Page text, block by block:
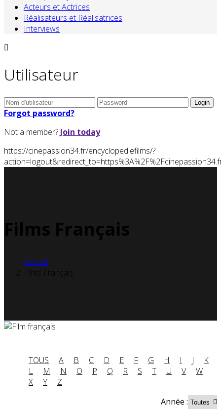
Acteurs et Actrices
Réalisateurs et Réalisatrices
Interviews
Utilisateur
Forgot password?
Not a member? Join today
https://cinepassion34.fr/encyclopediefilms/?
Films Français
Accueil
Films Français
TOUS A B C D E F G H I J
K
L
M N O P Q R S T U V
W
X
Y
Z
Année :